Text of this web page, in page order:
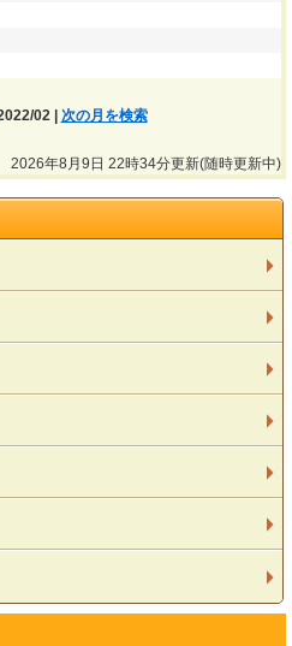
02 | 次の月を検索
2026年8月9日 22時34分更新(随時更新中)